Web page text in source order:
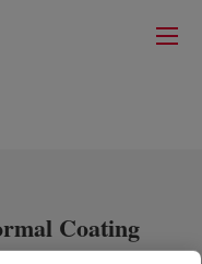
Coating